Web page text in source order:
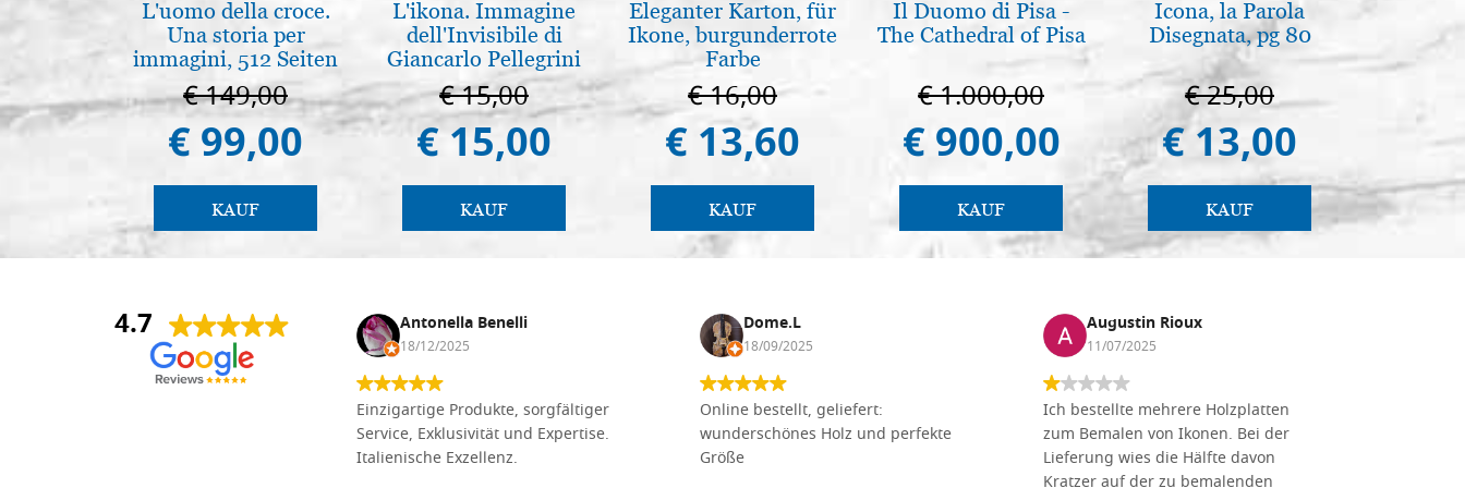
L'uomo della croce.
Una storia per
immagini, 512 Seiten
€ 149,00
€ 99,00
KAUF
L'ikona. Immagine
dell'Invisibile di
Giancarlo Pellegrini
€ 15,00
€ 15,00
KAUF
Eleganter Karton, für
Ikone, burgunderrote
Farbe
€ 16,00
€ 13,60
KAUF
Il Duomo di Pisa -
The Cathedral of Pisa
€ 1.000,00
€ 900,00
KAUF
Icona, la Parola
Disegnata, pg 80
€ 25,00
€ 13,00
KAUF
€
4.7
Anna Maria Negri Antonella Benelli
18/12/2025
Einzigartige Produkte, sorgfältiger
Service, Exklusivität und Expertise.
Italienische Exzellenz.
Dome.L
18/09/2025
Online bestellt, geliefert:
wunderschönes Holz und perfekte
Größe
Augustin Rioux
11/07/2025
Ich bestellte mehrere Holzplatten
zum Bemalen von Ikonen. Bei der
Lieferung wies die Hälfte davon
Kratzer auf der zu bemalenden